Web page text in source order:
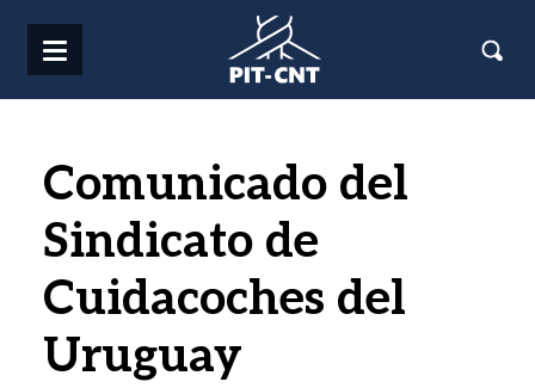
Comunicado del
Sindicato de
Cuidacoches del
Uruguay